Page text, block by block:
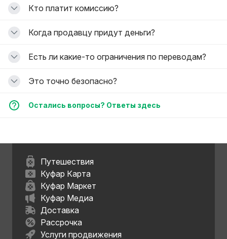
Кто платит комиссию?
Когда продавцу придут деньги?
Есть ли какие-то ограничения по переводам?
Это точно безопасно?
Остались вопросы? Ответы здесь
Путешествия
Куфар Карта
Куфар Маркет
Куфар Медиа
Доставка
Рассрочка
Услуги продвижения